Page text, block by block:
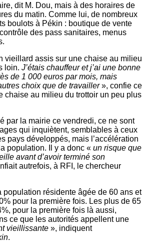
dit M. Dou, mais à des horaires de
du matin. Comme lui, de nombreux
boulots à Pékin : boutique de vente
des pass sanitaires, menus
vieillard assis sur une chaise au milieu
loin. J’étais chauffeur et j’ai une bonne
de 1 000 euros par mois, mais
choix que de travailler», confie ce
chaise au milieu du trottoir un peu plus
par la mairie ce vendredi, ce ne sont
qui inquiètent, semblables à ceux
pays développés, mais l’accélération
population. Il y a donc « un risque que
avant d’avoir terminé son
autrefois, à RFI, le chercheur
population résidente âgée de 60 ans et
pour la première fois. Les plus de 65
pour la première fois là aussi,
ce que les autorités appellent une
vieillissante », indiquent
.